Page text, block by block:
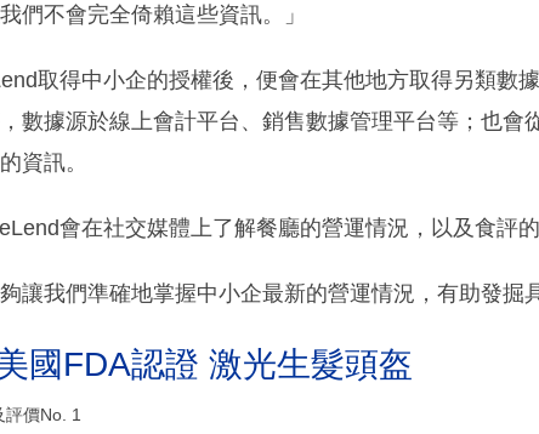
們不會完全倚賴這些資訊。」
取得中小企的授權後，便會在其他地方取得另類數
數據源於線上會計平台、銷售數據管理平台等；也會
資訊。
會在社交媒體上了解餐廳的營運情況，以及食評的
讓我們準確地掌握中小企最新的營運情況，有助發掘
國FDA認證 激光生髮頭盔
價No. 1